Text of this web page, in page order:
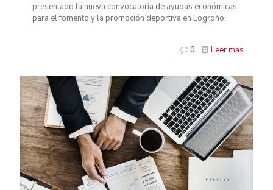
presentado la nueva convocatoria de ayudas económicas
para el fomento y la promoción deportiva en Logroño.
0 Leer más